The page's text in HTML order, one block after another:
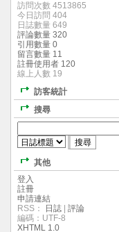
訪問次數 4513865
今日訪問 404
日誌數量 649
評論數量 320
引用數量 0
留言數量 11
註冊使用者 120
線上人數 19
訪客統計
搜尋
其他
登入
註冊
申請連結
RSS：
日誌
評論
編碼：UTF-8
XHTML 1.0